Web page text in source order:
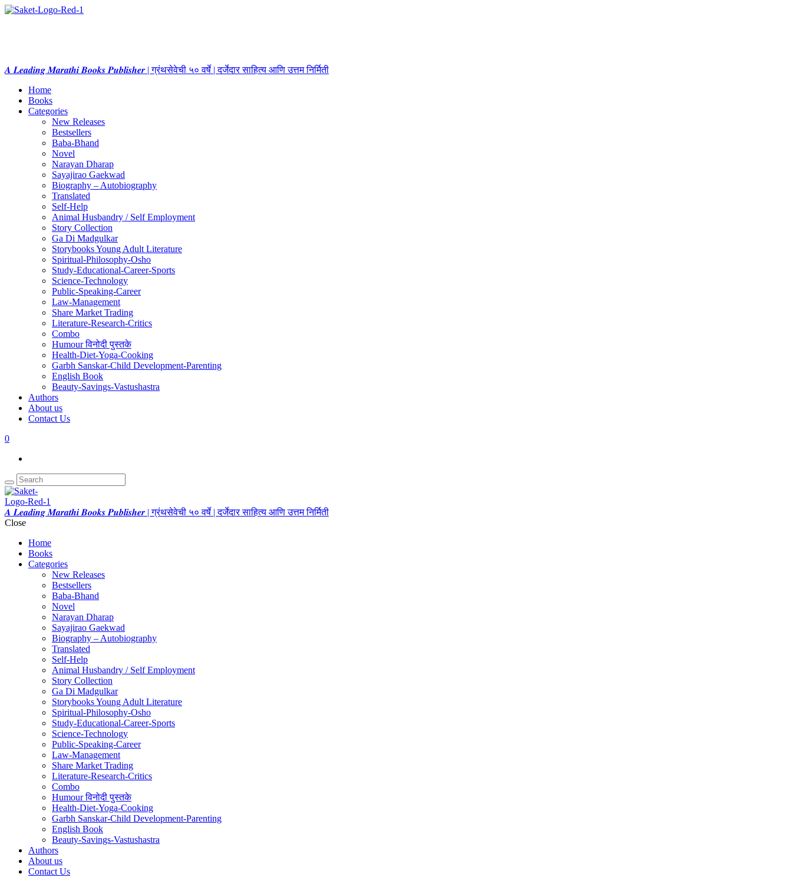
𝑨 𝑳𝒆𝒂𝒅𝒊𝒏𝒈 𝑴𝒂𝒓𝒂𝒕𝒉𝒊 𝑩𝒐𝒐𝒌𝒔 𝑷𝒖𝒃𝒍𝒊𝒔𝒉𝒆𝒓 | ग्रंथसेवेची ५० वर्षे | दर्जेदार साहित्य आणि उत्तम निर्मिती
Home
Books
Categories
New Releases
Bestsellers
Baba-Bhand
Novel
Narayan Dharap
Sayajirao Gaekwad
Biography – Autobiography
Translated
Self-Help
Animal Husbandry / Self Employment
Story Collection
Ga Di Madgulkar
Storybooks Young Adult Literature
Spiritual-Philosophy-Osho
Study-Educational-Career-Sports
Science-Technology
Public-Speaking-Career
Law-Management
Share Market Trading
Literature-Research-Critics
Combo
Humour विनोदी पुस्तके
Health-Diet-Yoga-Cooking
Garbh Sanskar-Child Development-Parenting
English Book
Beauty-Savings-Vastushastra
Authors
About us
Contact Us
0
𝑨 𝑳𝒆𝒂𝒅𝒊𝒏𝒈 𝑴𝒂𝒓𝒂𝒕𝒉𝒊 𝑩𝒐𝒐𝒌𝒔 𝑷𝒖𝒃𝒍𝒊𝒔𝒉𝒆𝒓 | ग्रंथसेवेची ५० वर्षे | दर्जेदार साहित्य आणि उत्तम निर्मिती
Close
Home
Books
Categories
New Releases
Bestsellers
Baba-Bhand
Novel
Narayan Dharap
Sayajirao Gaekwad
Biography – Autobiography
Translated
Self-Help
Animal Husbandry / Self Employment
Story Collection
Ga Di Madgulkar
Storybooks Young Adult Literature
Spiritual-Philosophy-Osho
Study-Educational-Career-Sports
Science-Technology
Public-Speaking-Career
Law-Management
Share Market Trading
Literature-Research-Critics
Combo
Humour विनोदी पुस्तके
Health-Diet-Yoga-Cooking
Garbh Sanskar-Child Development-Parenting
English Book
Beauty-Savings-Vastushastra
Authors
About us
Contact Us